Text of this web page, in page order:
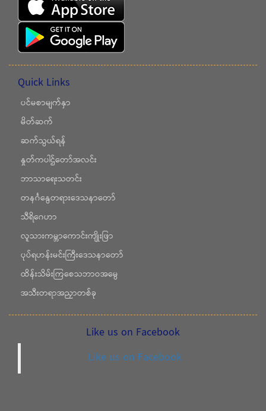
Quick Links
ပင်မစာမျက်နှာ
မိတ်ဆက်
ဆက်သွယ်ရန်
နှုတ်ကပါဌ်တော်အလင်း
ဘာသာရေးသတင်း
တနင်္ဂနွေတရားဒေသနာတော်
သီရိဂေဟာ
လူသားကမ္ဘာကောင်းကျိုးဖြာ
ပုပ်ရဟန်းမင်းကြီးဒေသနာတော်
ထိန်းသိမ်းကြစေသဘာဝအမွေ
အသီးတရာအညှာတစ်ခု
Like us on Facebook
Like us on Facebook